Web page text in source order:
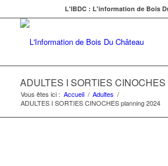
L'IBDC : L'information de Bois
ADULTES I SORTIES
Vous êtes ici : Accueil / Adultes /
ADULTES I SORTIES CINOCHES planning 2024